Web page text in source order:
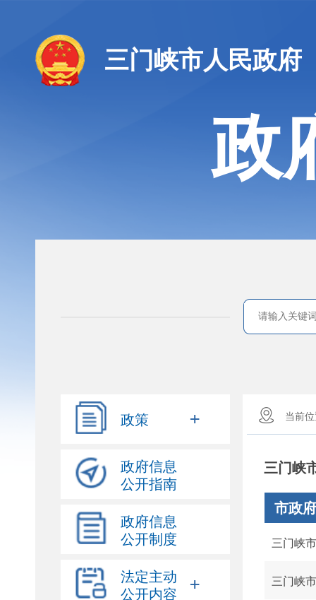
三门峡市人民政府
政
政策 +
政府信息
公开指南
政府信息
公开制度
法定主动
公开内容
+
当前
市政
三门峡